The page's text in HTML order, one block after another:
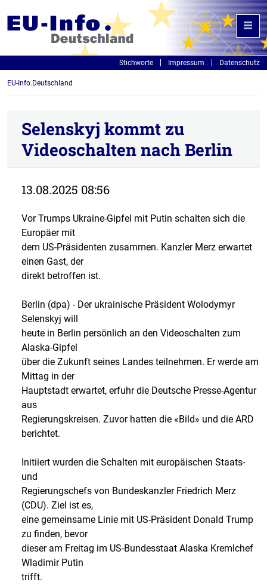
Stichworte Impressum Datenschutz
EU-Info.Deutschland
Selenskyj kommt zu
Videoschalten nach Berlin
13.08.2025 08:56
Vor Trumps Ukraine-Gipfel mit Putin schalten sich die
Europäer mit
dem US-Präsidenten zusammen. Kanzler Merz erwartet
einen Gast, der
direkt betroffen ist.
Berlin (dpa) - Der ukrainische Präsident Wolodymyr
Selenskyj will
heute in Berlin persönlich an den Videoschalten zum
Alaska-Gipfel
über die Zukunft seines Landes teilnehmen. Er werde am
Mittag in der
Hauptstadt erwartet, erfuhr die Deutsche Presse-Agentur
aus
Regierungskreisen. Zuvor hatten die «Bild» und die ARD
berichtet.
Initiiert wurden die Schalten mit europäischen Staats-
und
Regierungschefs von Bundeskanzler Friedrich Merz
(CDU). Ziel ist es,
eine gemeinsame Linie mit US-Präsident Donald Trump
zu finden, bevor
dieser am Freitag im US-Bundesstaat Alaska Kremlchef
Wladimir Putin
trifft.